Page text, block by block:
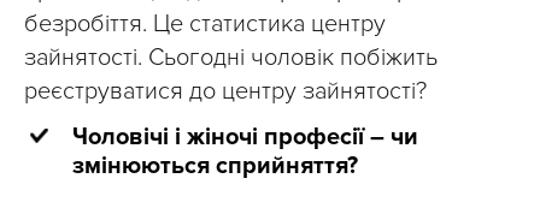
безробіття. Це статистика центру
зайнятості. Сьогодні чоловік побіжить
реєструватися до центру зайнятості?
Чоловічі і жіночі професії – чи
змінюються сприйняття?